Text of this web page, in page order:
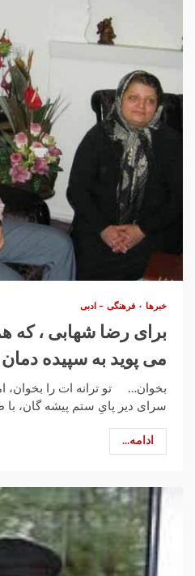
خبرها فرهنگی – ادبی
برای رضا شهابی ، که
می پوید به سپیده دمان
بخوان… تو ترانه ات را بخوان،
سرای دیر پایِ ستم پیشه گان، با
ادامه...